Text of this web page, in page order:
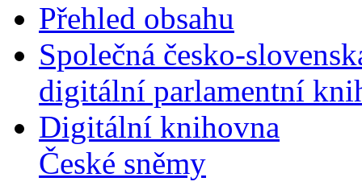
Přehled obsahu
Společná česko-
digitální parlamentní
Digitální knihovna
České sněmy